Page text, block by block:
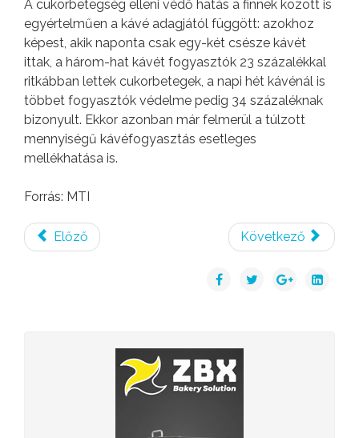
A cukorbetegség elleni védő hatás a finnek között is
egyértelműen a kávé adagjától függött: azokhoz
képest, akik naponta csak egy-két csésze kávét
ittak, a három-hat kávét fogyasztók 23 százalékkal
ritkábban lettek cukorbetegek, a napi hét kávénál is
többet fogyasztók védelme pedig 34 százaléknak
bizonyult. Ekkor azonban már felmerül a túlzott
mennyiségű kávéfogyasztás esetleges
mellékhatása is.
Forrás: MTI
Előző Következő